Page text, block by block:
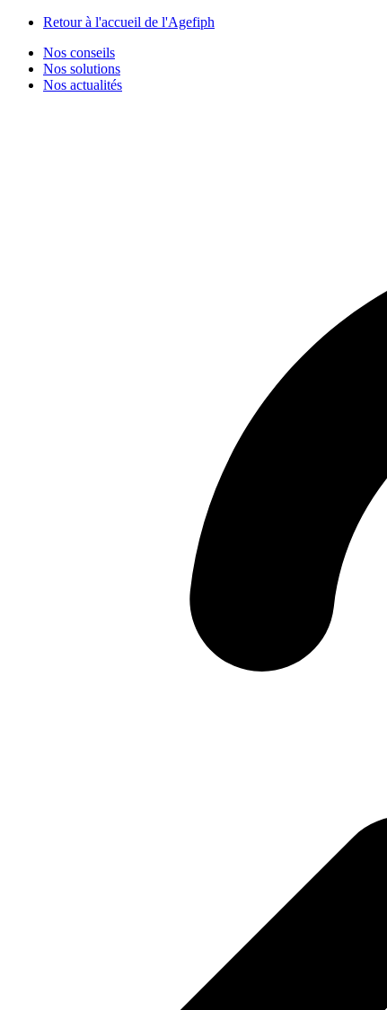
Retour à l'accueil de l'Agefiph
Nos conseils
Nos solutions
Nos actualités